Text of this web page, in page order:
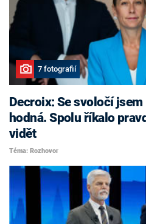
7 fotografií
Decroix: Se svoločí
hodná. Spolu říkalo
vidět
Téma: Rozhovor